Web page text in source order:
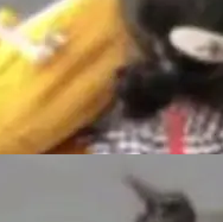
持，包
消息队
周期经
联运与
球市场
销售负
心诉求
够持续
X3D系
ELITE
新主板
在X3
家带来
ELI
不够
两天的